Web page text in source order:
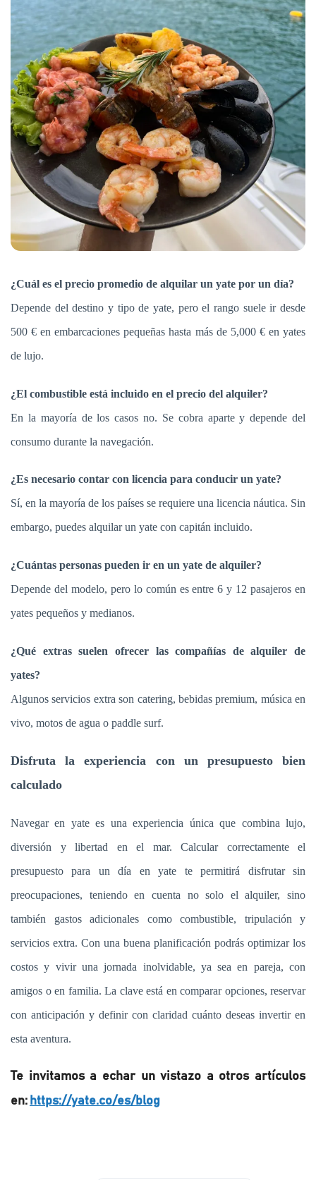
¿Cuál es el precio promedio de alquilar un yate por un día?
Depende del destino y tipo de yate, pero el rango suele ir desde
500 € en embarcaciones pequeñas hasta más de 5,000 € en yates
de lujo.
¿El combustible está incluido en el precio del alquiler?
En la mayoría de los casos no. Se cobra aparte y depende del
consumo durante la navegación.
¿Es necesario contar con licencia para conducir un yate?
Sí, en la mayoría de los países se requiere una licencia náutica. Sin
embargo, puedes alquilar un yate con capitán incluido.
¿Cuántas personas pueden ir en un yate de alquiler?
Depende del modelo, pero lo común es entre 6 y 12 pasajeros en
yates pequeños y medianos.
¿Qué extras suelen ofrecer las compañías de alquiler de
yates?
Algunos servicios extra son catering, bebidas premium, música en
vivo, motos de agua o paddle surf.
Disfruta la experiencia con un presupuesto bien
calculado
Navegar en yate es una experiencia única que combina lujo,
diversión y libertad en el mar. Calcular correctamente el
presupuesto para un día en yate te permitirá disfrutar sin
preocupaciones, teniendo en cuenta no solo el alquiler, sino
también gastos adicionales como combustible, tripulación y
servicios extra. Con una buena planificación podrás optimizar los
costos y vivir una jornada inolvidable, ya sea en pareja, con
amigos o en familia. La clave está en comparar opciones, reservar
con anticipación y definir con claridad cuánto deseas invertir en
esta aventura.
Te invitamos a echar un vistazo a otros artículos
en: https://yate.co/es/blog